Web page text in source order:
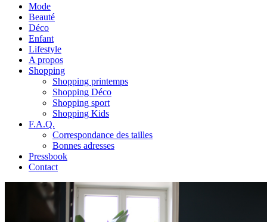
Mode
Beauté
Déco
Enfant
Lifestyle
A propos
Shopping
Shopping printemps
Shopping Déco
Shopping sport
Shopping Kids
F.A.Q.
Correspondance des tailles
Bonnes adresses
Pressbook
Contact